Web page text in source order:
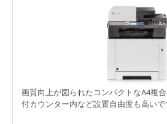
画質向上が図られたコンパクトなA4複
付カウンター内など設置自由度も高いで